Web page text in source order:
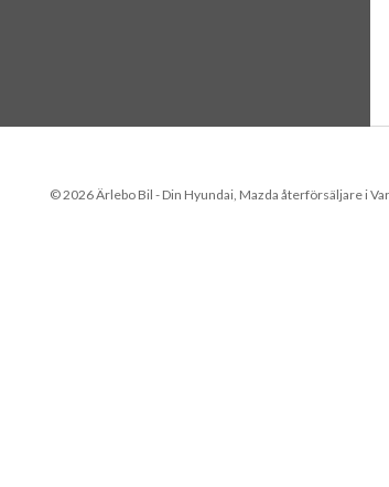
© 2026 Ärlebo Bil - Din Hyundai, Mazda återförsäljare i